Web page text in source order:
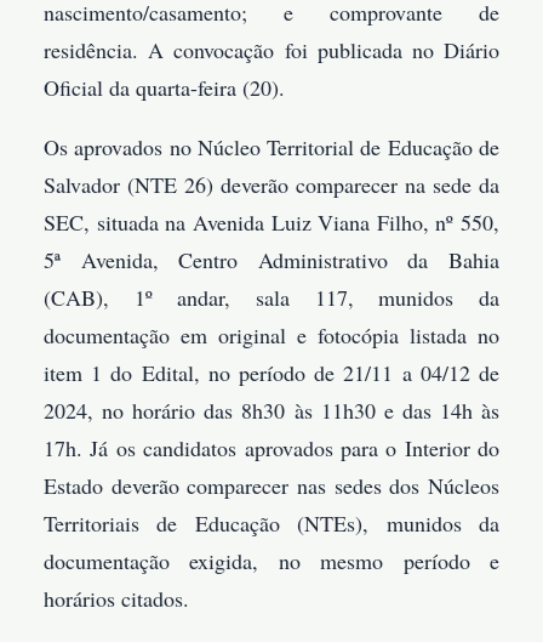
nascimento/casamento; e comprovante de
residência. A convocação foi publicada no Diário
Oficial da quarta-feira (20).
Os aprovados no Núcleo Territorial de Educação de
Salvador (NTE 26) deverão comparecer na sede da
SEC, situada na Avenida Luiz Viana Filho, nº 550,
5ª Avenida, Centro Administrativo da Bahia
(CAB), 1º andar, sala 117, munidos da
documentação em original e fotocópia listada no
item 1 do Edital, no período de 21/11 a 04/12 de
2024, no horário das 8h30 às 11h30 e das 14h às
17h. Já os candidatos aprovados para o Interior do
Estado deverão comparecer nas sedes dos Núcleos
Territoriais de Educação (NTEs), munidos da
documentação exigida, no mesmo período e
horários citados.